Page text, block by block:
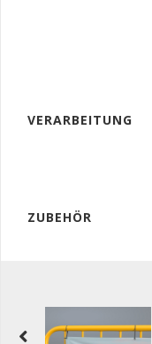
VERARBEITUNG
ZUBEHÖR